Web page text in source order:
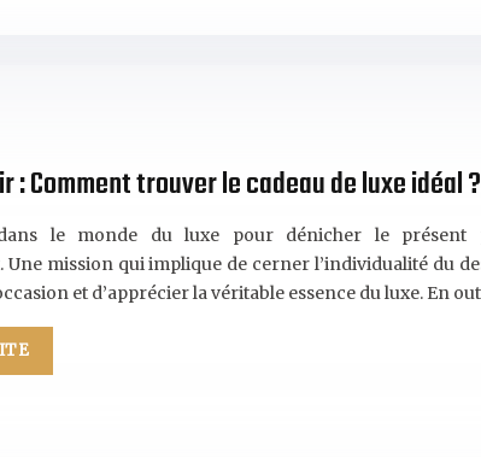
: Comment trouver le cadeau de luxe idéal ?
dans le monde du luxe pour dénicher le présent
Une mission qui implique de cerner l’individualité du
et d’apprécier la véritable essence du luxe. En